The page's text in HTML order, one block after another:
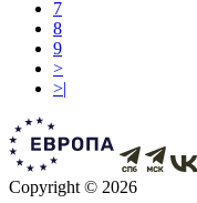
7
8
9
>
>|
Copyright © 2026